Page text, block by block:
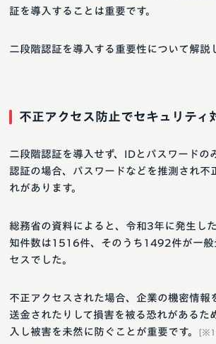
証を導入することは重要です。
二段階認証を導入する重要性について解説
不正アクセス防止でセキュリティ
二段階認証を導入せず、IDとパスワードの
認証の場合、パスワードなどを推測され不
れがあります。
総務省の資料によると、令和3年に発生し
知件数は1516件、そのうち1492件が一般
セスでした。
不正アクセスされた場合、企業の機密情報
送金されたりして損害を被る恐れがあるた
入し被害を未然に防ぐことが重要です。